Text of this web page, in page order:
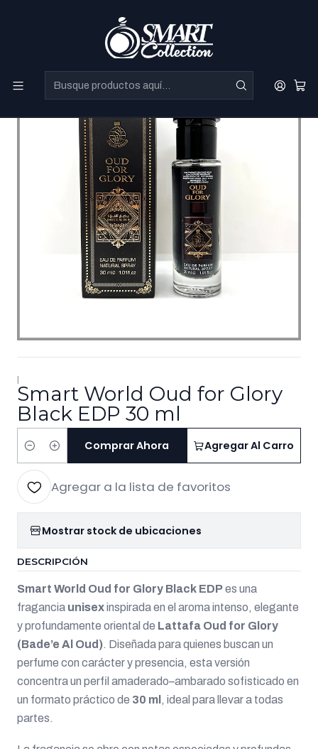
|
Smart World Oud for Glory
Black EDP 30 ml
Cantidad
Agregar Al Carro
Comprar Ahora
Agregar a la lista de favoritos
Mostrar stock de ubicaciones
DESCRIPCIÓN
Smart World Oud for Glory Black EDPes una
fragancia unisexinspirada en el aroma intenso, elegante
y profundamente oriental de Lattafa Oud for Glory
(Bade’e Al Oud). Diseñada para quienes buscan un
perfume con carácter y presencia, esta versión
concentra un perfil amaderado–ambarado sofisticado en
un formato práctico de 30 ml , ideal para llevar a todas
partes.